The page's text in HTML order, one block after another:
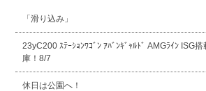
「滑り込み」
23yC200 ｽﾃｰｼｮﾝﾜｺﾞﾝ ｱﾊﾞﾝｷﾞｬﾙﾄﾞ AMGﾗｲﾝ ISG
庫！8/7
休日は公園へ！